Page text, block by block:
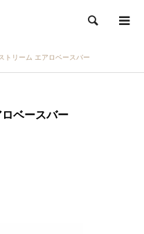
検索
トリーム エアロベースバー
ベースバー